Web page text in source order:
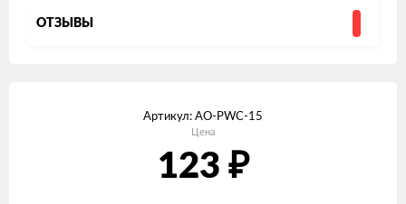
ОТЗЫВЫ
Артикул: AO-PWC-15
Цена
123 ₽